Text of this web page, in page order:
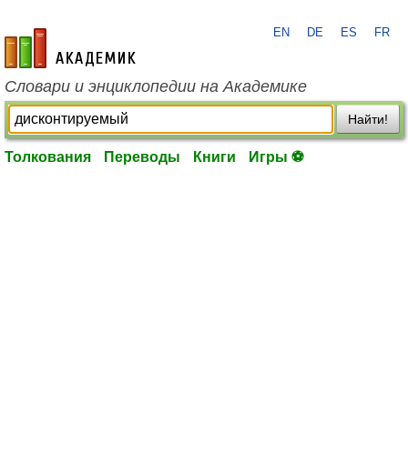
academic.ru
EN DE ES FR
Словари и энциклопедии на Академике
Найти!
Толкования Переводы Книги Игры ⚽